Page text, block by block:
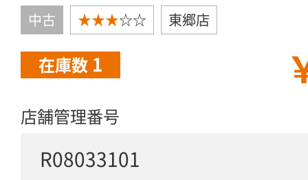
中古 ★★★☆☆ 東郷店
在庫数 1
店舗管理番号
R08033101